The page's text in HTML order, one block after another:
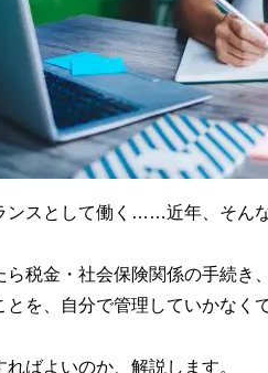
ンスとして働く……近年、そん
ら税金・社会保険関係の手続き
を、自分で管理していかなく
ばよいのか、解説します。